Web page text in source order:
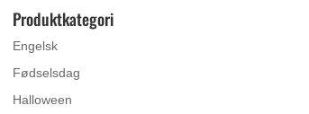
Produktkategori
Engelsk
Fødselsdag
Halloween